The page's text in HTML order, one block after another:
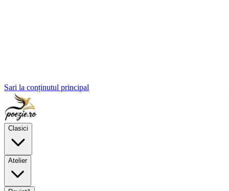
Sari la conținutul principal
Clasici
Atelier